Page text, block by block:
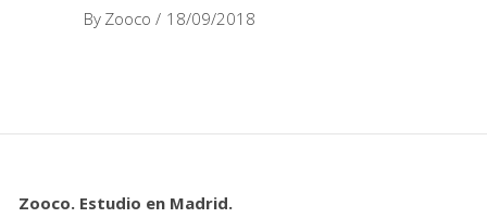
By Zooco 18/09/2018
Zooco. Estudio en Madrid.